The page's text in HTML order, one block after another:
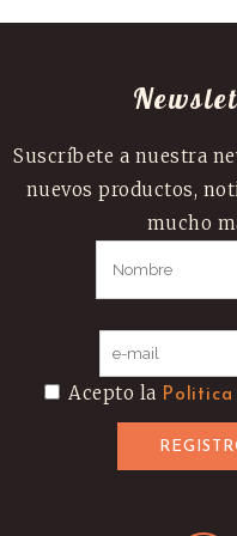
Suscríbete a nuestra
nuevos productos,
mucho
Acepto la Politica